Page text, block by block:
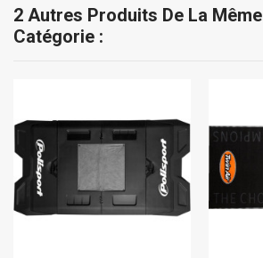
2 Autres Produits De La Même
Catégorie :